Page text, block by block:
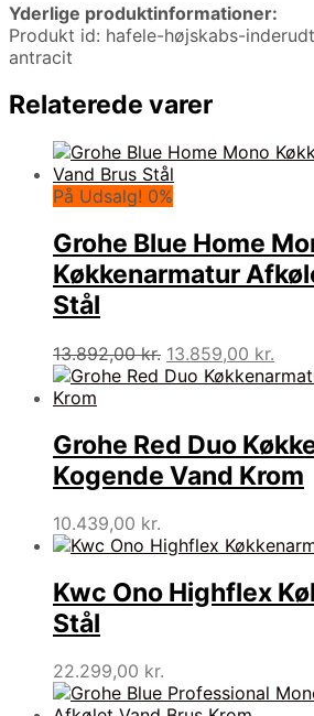
Yderlige produktinformationer:
Produkt id: hafele-højskabs-
antracit
Relaterede varer
På Udsalg! 0%
Grohe Blue Home
Køkkenarmatur
Stål
13.892,00kr. Den
oprindelige
13.892,00 kr..
13.859,00 kr.
Grohe Red Duo
Kogende Vand Krom
10.439,00 kr.
Kwc Ono Highflex
Stål
22.299,00 kr.